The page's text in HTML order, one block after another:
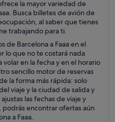
la mayor variedad de
Busca billetes de avión de
al saber que tienes
trabajando para ti.
de Barcelona a Faaa en el
lo que no te costará nada
en la fecha y en el horario
sencillo motor de reservas
la forma más rápida: solo
viaje y la ciudad de salida y
las fechas de viaje y
podrás encontrar ofertas aún
a Faaa.